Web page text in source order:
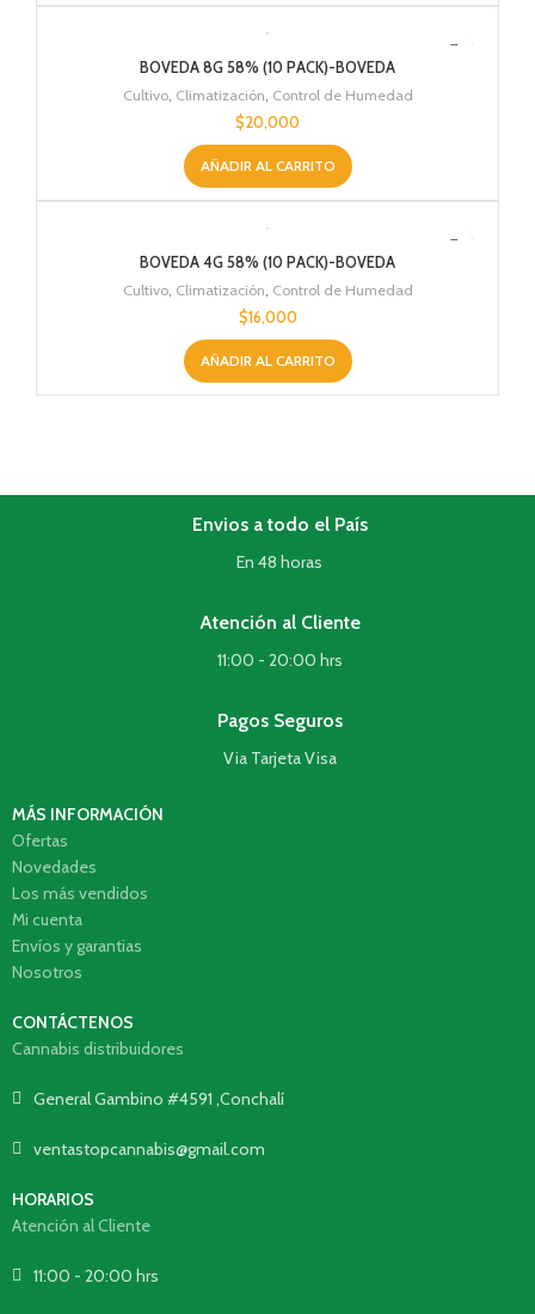
BOVEDA 8G 58% (10 PACK)-BOVEDA
Cultivo, Climatización Control de Humedad
$20,000
AÑADIR AL CARRITO
BOVEDA 4G 58% (10 PACK)-BOVEDA
Cultivo, Climatización Control de Humedad
$16,000
AÑADIR AL CARRITO
Envios a todo el País
En 48 horas
Atención al Cliente
11:00 - 20:00 hrs
Pagos Seguros
Via Tarjeta Visa
MÁS INFORMACIÓN
Ofertas
Novedades
Los más vendidos
Mi cuenta
Envíos y garantias
Nosotros
CONTÁCTENOS
Cannabis distribuidores
General Gambino #4591 ,Conchalí
ventastopcannabis@gmail.com
HORARIOS
Atención al Cliente
11:00 - 20:00 hrs